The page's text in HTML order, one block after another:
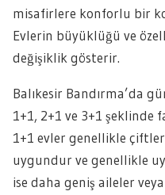
misafirlere konforlu bir
Evlerin büyüklüğü ve
değişiklik gösterir.
Balıkesir Bandırma’da
1+1, 2+1 ve 3+1 şeklinde
1+1 evler genellikle
uygundur ve genellikle
ise daha geniş aileler